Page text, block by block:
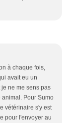
à chaque fois,
avait eu un
ne me sens pas
animal. Pour Sumo
vétérinaire s'y est
pour l'envoyer au